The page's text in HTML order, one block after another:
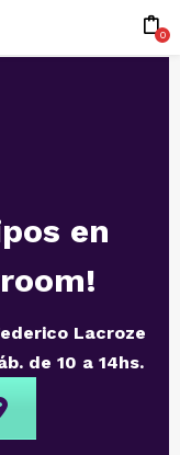
0
en
Lacroze
de 10 a 14hs.